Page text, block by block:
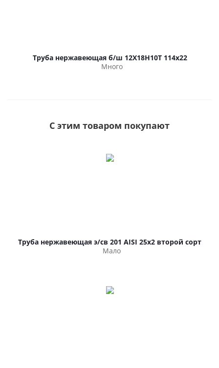
Труба нержавеющая б/ш 12Х18Н10Т 114х22
Много
С этим товаром покупают
Труба нержавеющая э/св 201 AISI 25х2 второй сорт
Мало